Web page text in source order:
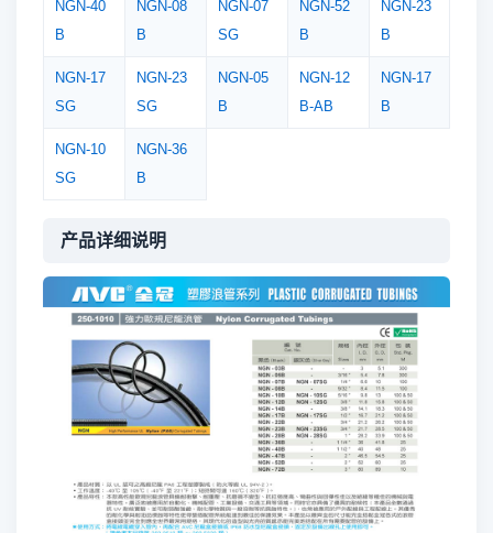
NGN-40
B
NGN-08
B
NGN-07
SG
NGN-52
B
NGN-23
B
NGN-17
SG
NGN-23
SG
NGN-05
B
NGN-12
B-AB
NGN-17
B
NGN-10
SG
NGN-36
B
产品详细说明